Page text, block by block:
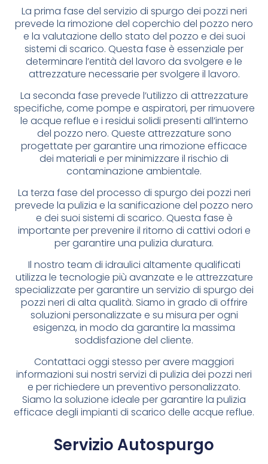
La prima fase del servizio di spurgo dei pozzi neri
prevede la rimozione del coperchio del pozzo nero
e la valutazione dello stato del pozzo e dei suoi
sistemi di scarico. Questa fase è essenziale per
determinare l’entità del lavoro da svolgere e le
attrezzature necessarie per svolgere il lavoro.
La seconda fase prevede l’utilizzo di attrezzature
specifiche, come pompe e aspiratori, per rimuovere
le acque reflue e i residui solidi presenti all’interno
del pozzo nero. Queste attrezzature sono
progettate per garantire una rimozione efficace
dei materiali e per minimizzare il rischio di
contaminazione ambientale.
La terza fase del processo di spurgo dei pozzi neri
prevede la pulizia e la sanificazione del pozzo nero
e dei suoi sistemi di scarico. Questa fase è
importante per prevenire il ritorno di cattivi odori e
per garantire una pulizia duratura.
Il nostro team di idraulici altamente qualificati
utilizza le tecnologie più avanzate e le attrezzature
specializzate per garantire un servizio di spurgo dei
pozzi neri di alta qualità. Siamo in grado di offrire
soluzioni personalizzate e su misura per ogni
esigenza, in modo da garantire la massima
soddisfazione del cliente.
Contattaci oggi stesso per avere maggiori
informazioni sui nostri servizi di pulizia dei pozzi neri
e per richiedere un preventivo personalizzato.
Siamo la soluzione ideale per garantire la pulizia
efficace degli impianti di scarico delle acque reflue.
Servizio Autospurgo